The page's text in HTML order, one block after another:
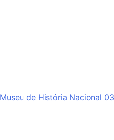
Museu de História Nacional 03